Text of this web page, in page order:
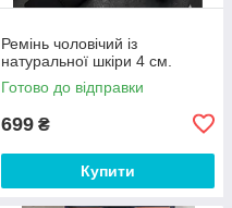
Ремінь чоловічий із
натуральної шкіри 4 см.
Готово до відправки
699 ₴
Купити